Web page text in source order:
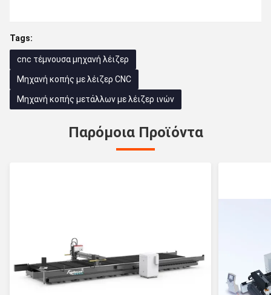
Tags:
cnc τέμνουσα μηχανή λέιζερ
Μηχανή κοπής με λέιζερ CNC
Μηχανή κοπής μετάλλων με λέιζερ ινών
Παρόμοια Προϊόντα